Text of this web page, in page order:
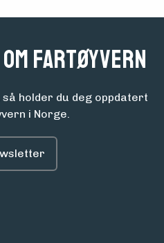
fartøyvern
holder du deg oppdatert
i Norge.